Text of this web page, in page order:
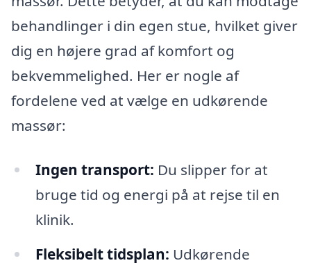
behandlinger i din egen stue, hvilket giver
dig en højere grad af komfort og
bekvemmelighed. Her er nogle af
fordelene ved at vælge en udkørende
massør:
Ingen transport: Du slipper for at
bruge tid og energi på at rejse til en
klinik.
Fleksibelt tidsplan: Udkørende